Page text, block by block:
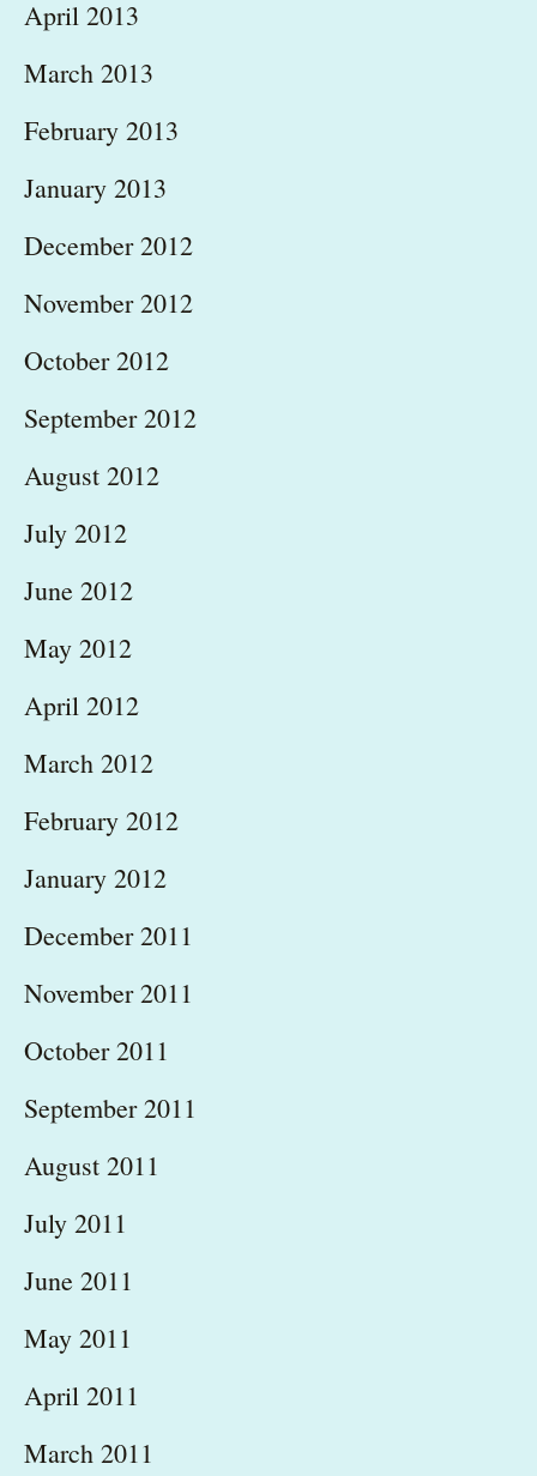
April 2013
March 2013
February 2013
January 2013
December 2012
November 2012
October 2012
September 2012
August 2012
July 2012
June 2012
May 2012
April 2012
March 2012
February 2012
January 2012
December 2011
November 2011
October 2011
September 2011
August 2011
July 2011
June 2011
May 2011
April 2011
March 2011